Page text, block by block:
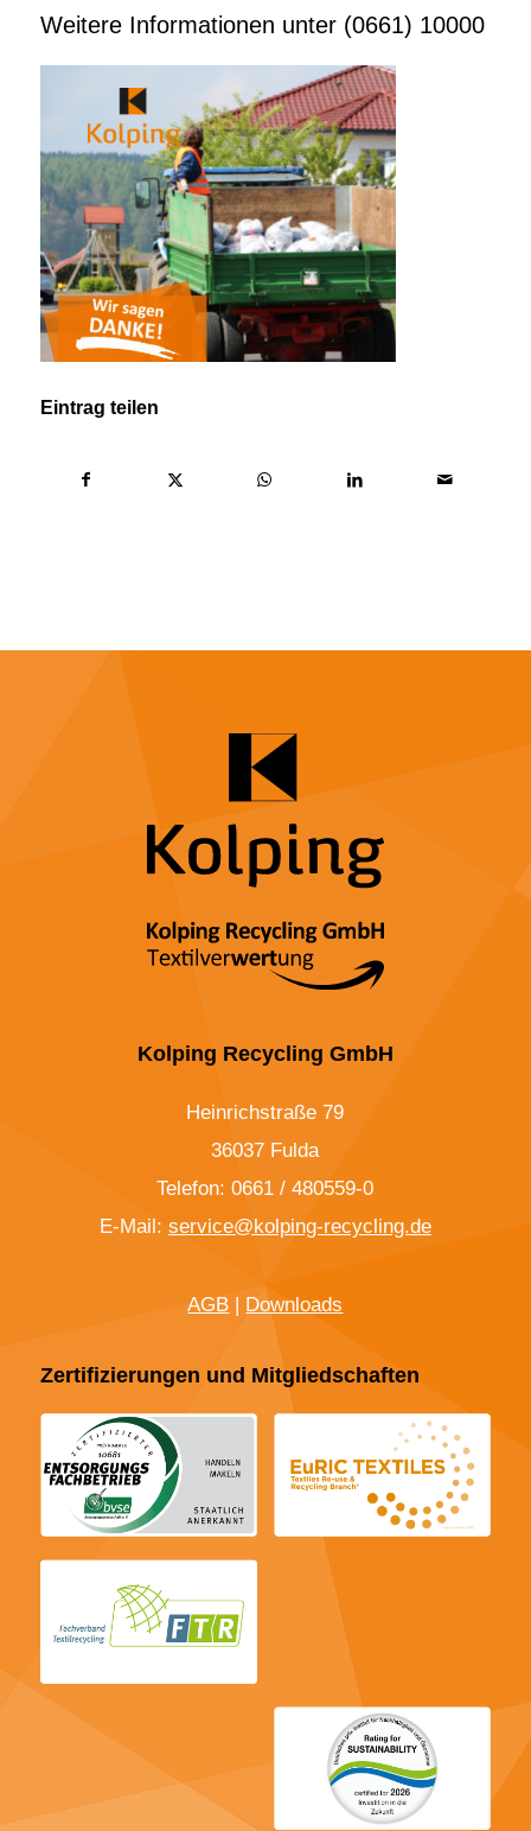
Weitere Informationen unter (0661) 10000
Eintrag teilen
Kolping Recycling GmbH
Heinrichstraße 79
36037 Fulda
Telefon: 0661 / 480559-0
E-Mail: service@kolping-recycling.de
AGB | Downloads
Zertifizierungen und Mitgliedschaften